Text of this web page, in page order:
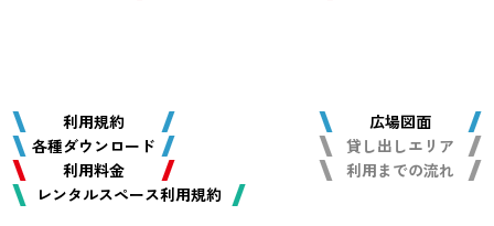
利用規約
広場図面
各種ダウンロード
貸し出しエリア
利用料金
利用までの流れ
レンタルスペース利用規約